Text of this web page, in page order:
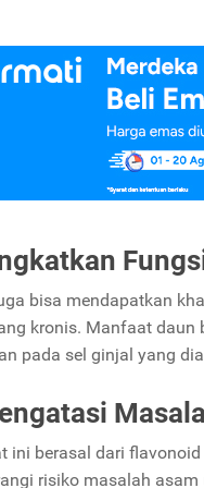
bisa mendapatkan
kronis. Manfaat daun
pada sel ginjal yang
ini berasal dari
risiko masalah